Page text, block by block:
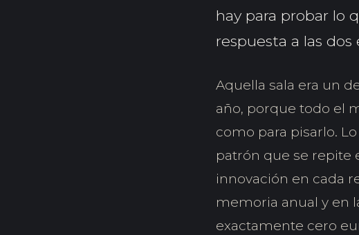
hay para probar lo
respuesta a las dos
Aquella sala era un
año, porque todo el
como para pisarlo.
patrón que se repite
innovación en cada
memoria anual y en
exactamente cero